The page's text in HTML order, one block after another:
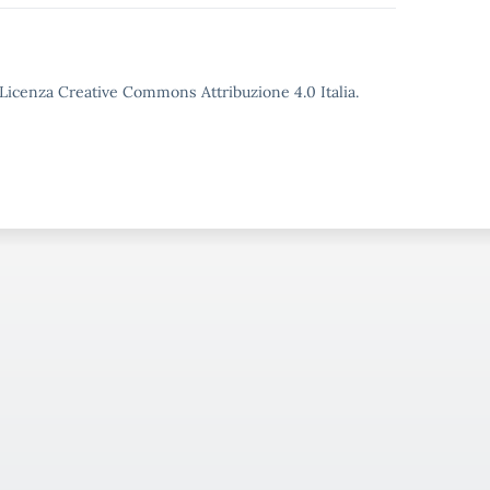
Creative Commons Attribuzione 4.0 Italia.